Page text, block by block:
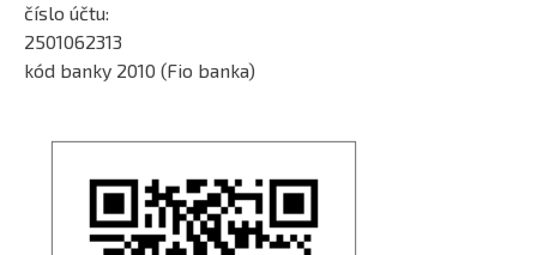
číslo účtu:
2501062313
kód banky 2010 (Fio banka)